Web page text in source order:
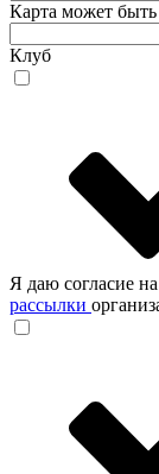
Карта может
Клуб
Я даю согласие
рассылки